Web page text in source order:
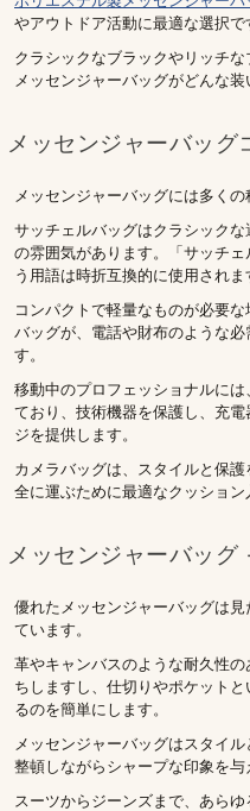
やアウトドア活動に最適な選択で
クラシックなブラックやリッチな
メッセンジャーバッグがどんな装
メッセンジャーバッグ
メッセンジャーバッグには多くの
サッチェルバッグはクラシック
の雰囲気があります。「サッチ
う用語は時折互換的に使用されま
コンパクトで軽量なものが必要
バッグが、電話や財布のような
す。
移動中のプロフェッショナルに
ており、技術機器を保護し、充
ジを提供します。
カメラバッグは、スタイルと保
全に運ぶために最適なクッション
メッセンジャーバッ
優れたメッセンジャーバッグは
ています。
革やキャンバスのような耐久性
ちしますし、仕切りやポケット
るのを簡単にします。
メッセンジャーバッグはスタイ
整頓しながらシャープな印象を与
スーツからジーンズまで、あら